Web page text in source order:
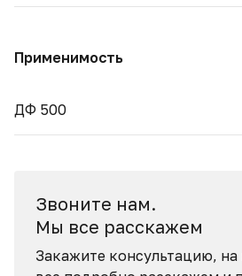
Применимость
ДФ 500
Звоните нам.
Мы все расскажем
Закажите консультацию,